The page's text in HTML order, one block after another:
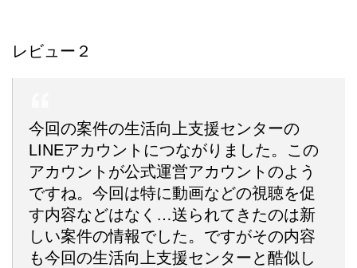
レビュー２
今回の案件の生活向上支援センターの
LINEアカウントにつながりました。この
アカウントが公式運営アカウントのよう
ですね。今回は特に動画などの視聴を促
す内容などはなく…送られてきたのは新
しい案件の情報でした。ですがその内容
も今回の生活向上支援センターと酷似し